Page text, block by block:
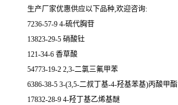
生产厂家优惠供应以下品种,欢迎咨询:
7236-57-9 4-硫代胸苷
13823-29-5 硝酸钍
121-34-6 香草酸
54773-19-2 2,3-二氯三氟甲苯
6386-38-5 3-(3,5-二叔丁基-4-羟基苯基)丙酸甲酯
17832-28-9 4-羟丁基乙烯基醚